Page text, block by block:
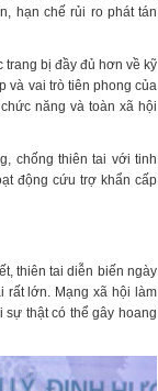
hạn chế rủi ro phát tán
trang bị đầy đủ hơn về kỹ
và vai trò tiên phong của
năng và toàn xã hội
chống thiên tai với tinh
động cứu trợ khẩn cấp
thiên tai diễn biến ngày
rất lớn. Mạng xã hội làm
thật có thể gây hoang